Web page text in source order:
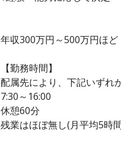
年収300万円～500万円ほど
【勤務時間】
配属先により、下記いずれ
7:30～16:00
休憩60分
残業はほぼ無し(月平均5時